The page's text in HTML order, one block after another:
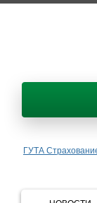
ГУТА